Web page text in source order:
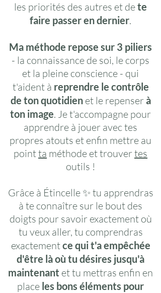
les priorités des autres et dete
faire passer en dernier.
Ma méthode repose sur 3 piliers
- la connaissance de soi, le corps
et la pleine conscience - qui
t'aident à reprendre le contrôle
de ton quotidienet le repenserà
ton image. Je t'accompagne pour
apprendre à jouer avec tes
propres atouts et enfin mettre au
pointta méthode et trouvertes
outils !
Grâce à Étincelle ✨ tu apprendras
à te connaître sur le bout des
doigts pour savoir exactement où
tu veux aller, tu comprendras
exactementce qui t'a empêchée
d'être là où tu désires jusqu'à
maintenant et tu mettras enfin en
place les bons éléments pour